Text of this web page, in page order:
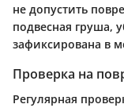
не допустить
подвесная груша,
зафиксирована в
Проверка на
Регулярная